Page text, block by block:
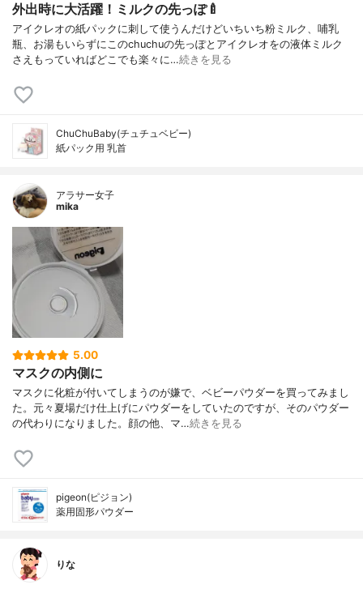
外出時に大活躍！ミルクの先っぽ🍼
アイクレオの紙パックに刺して使うんだけどいちいち粉ミルク、哺乳
瓶、お湯もいらずにこのchuchuの先っぽとアイクレオをの液体ミルク
さえもっていればどこでも楽々に…続きを見る
ChuChuBaby(チュチュベビー)
紙パック用 乳首
アラサー女子
mika
5.00
マスクの内側に
マスクに化粧が付いてしまうのが嫌で、ベビーパウダーを買ってみまし
た。元々夏場だけ仕上げにパウダーをしていたのですが、そのパウダー
の代わりになりました。顔の他、マ…続きを見る
pigeon(ピジョン)
薬用固形パウダー
りな